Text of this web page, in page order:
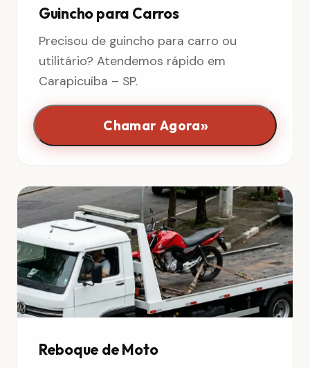
Guincho para Carros
Precisou de guincho para carro ou
utilitário? Atendemos rápido em
Carapicuíba – SP.
Chamar Agora»
Reboque de Moto